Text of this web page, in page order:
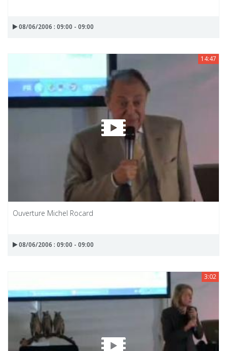
08/06/2006 : 09:00 - 09:00
14:47
Ouverture Michel Rocard
08/06/2006 : 09:00 - 09:00
3:02